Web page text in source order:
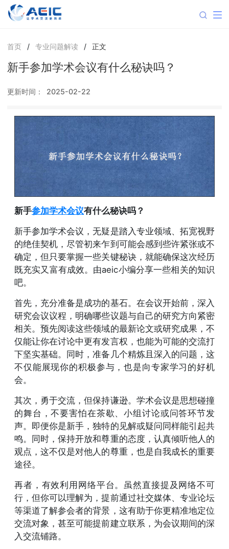
首页 / 专业问题解读 / 正文
新手参加学术会议有什么秘诀吗？
更新时间： 2025-02-22
新手参加学术会议有什么秘诀吗？
新手参加学术会议，无疑是踏入专业领域、拓宽视野
的绝佳契机，尽管初来乍到可能会感到些许紧张或不
确定，但只要掌握一些关键秘诀，就能确保这次经历
既充实又富有成效。由aeic小编分享一些相关的知识
吧。
首先，充分准备是成功的基石。在会议开始前，深入
研究会议议程，明确哪些议题与自己的研究方向紧密
相关。预先阅读这些领域的最新论文或研究成果，不
仅能让你在讨论中更有发言权，也能为可能的交流打
下坚实基础。同时，准备几个精炼且深入的问题，这
不仅能展现你的积极参与，也是向专家学习的好机
会。
其次，勇于交流，但保持谦逊。学术会议是思想碰撞
的舞台，不要害怕在茶歇、小组讨论或问答环节发
声。即便你是新手，独特的见解或疑问同样能引起共
鸣。同时，保持开放和尊重的态度，认真倾听他人的
观点，这不仅是对他人的尊重，也是自我成长的重要
途径。
再者，有效利用网络平台。虽然直接提及网络不可
行，但你可以理解为，提前通过社交媒体、专业论坛
等渠道了解参会者的背景，这有助于你更精准地定位
交流对象，甚至可能提前建立联系，为会议期间的深
入交流铺路。